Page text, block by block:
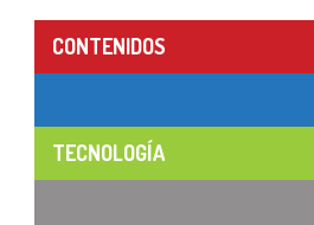
CONTENIDOS
TECNOLOGÍA